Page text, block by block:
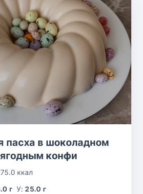
пасха в шоколадном
конфи
ккал
г У:25.0 г